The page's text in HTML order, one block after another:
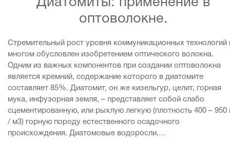
Диатомиты: применение в
оптоволокне.
Стремительный рост уровня коммуникационных технологий
многом обусловлен изобретением оптического волокна.
Одним из важных компонентов при создании оптоволокна
является кремний, содержание которого в диатомите
составляет 85%. Диатомит, он же кизельгур, целит, горная
мука, инфузорная земля, – представляет собой слабо
сцементированную, или рыхлую легкую (плотность 400 – 950
/ м3) горную породу естественного осадочного
происхождения. Диатомовые водоросли,…